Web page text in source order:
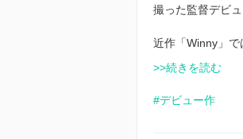
撮った監督デビュ
近作「Winny」
>>続きを読む
#デビュー作